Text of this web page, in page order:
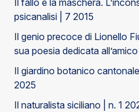
Il fallo e la maschera.
psicanalisi | 7 2015
Il genio precoce di Lionello
sua poesia dedicata
Il giardino botanico
2025
Il naturalista siciliano | n. 1